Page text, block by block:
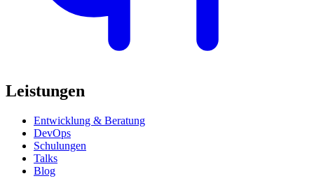
Leistungen
Entwicklung & Beratung
DevOps
Schulungen
Talks
Blog